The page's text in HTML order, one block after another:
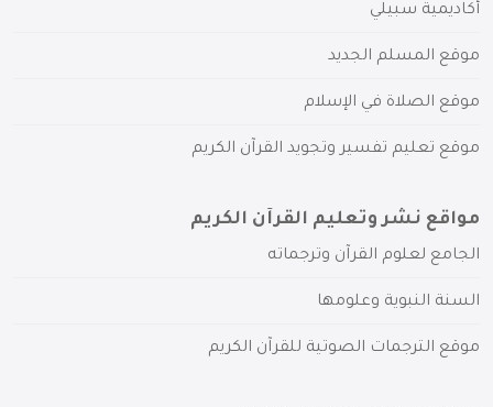
أكاديمية سبيلي
موقع المسلم الجديد
موقع الصلاة في الإسلام
موقع تعليم تفسير وتجويد القرآن الكريم
مواقع نشر وتعليم القرآن الكريم
الجامع لعلوم القرآن وترجماته
السنة النبوية وعلومها
موقع الترجمات الصوتية للقرآن الكريم